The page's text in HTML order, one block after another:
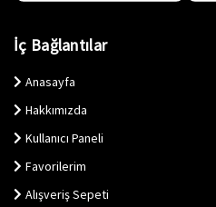
İç Bağlantılar
Anasayfa
Hakkımızda
Kullanıcı Paneli
Favorilerim
Alışveriş Sepeti